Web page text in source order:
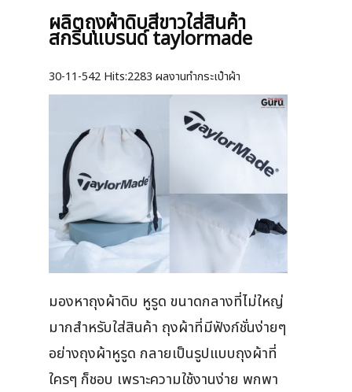
ผลิตถุงผ้าดิบสีขาวใส่สินค้า
สกรีนแบรนด์ taylormade
30-11-542 Hits:2283 ผลงานทำกระเป๋าผ้า
มองหาถุงผ้าดิบ หูรูด ขนาดกลางที่ไม่ใหญ่
มากสำหรับใส่สินค้า ถุงผ้าที่มีฟังก์ชั่นง่ายๆ
อย่างถุงผ้าหูรูด กลายเป็นรูปแบบถุงผ้าที่
ใครๆ ก็ชอบ เพราะความใช้งานง่าย พกพา